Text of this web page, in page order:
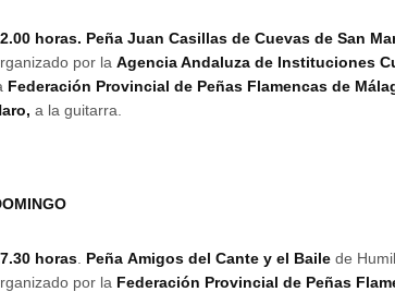
horas. Peña Juan Casillas de Cuevas de San
por laAgencia Andaluza de Instituciones
Federación Provincial de Peñas Flamencas de
a la guitarra.
horas Peña Amigos del Cante y el Baile de
por la Federación Provincial de Peñas